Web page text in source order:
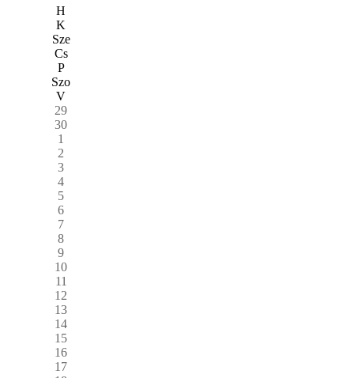
H
K
Sze
Cs
P
Szo
V
29
30
1
2
3
4
5
6
7
8
9
10
11
12
13
14
15
16
17